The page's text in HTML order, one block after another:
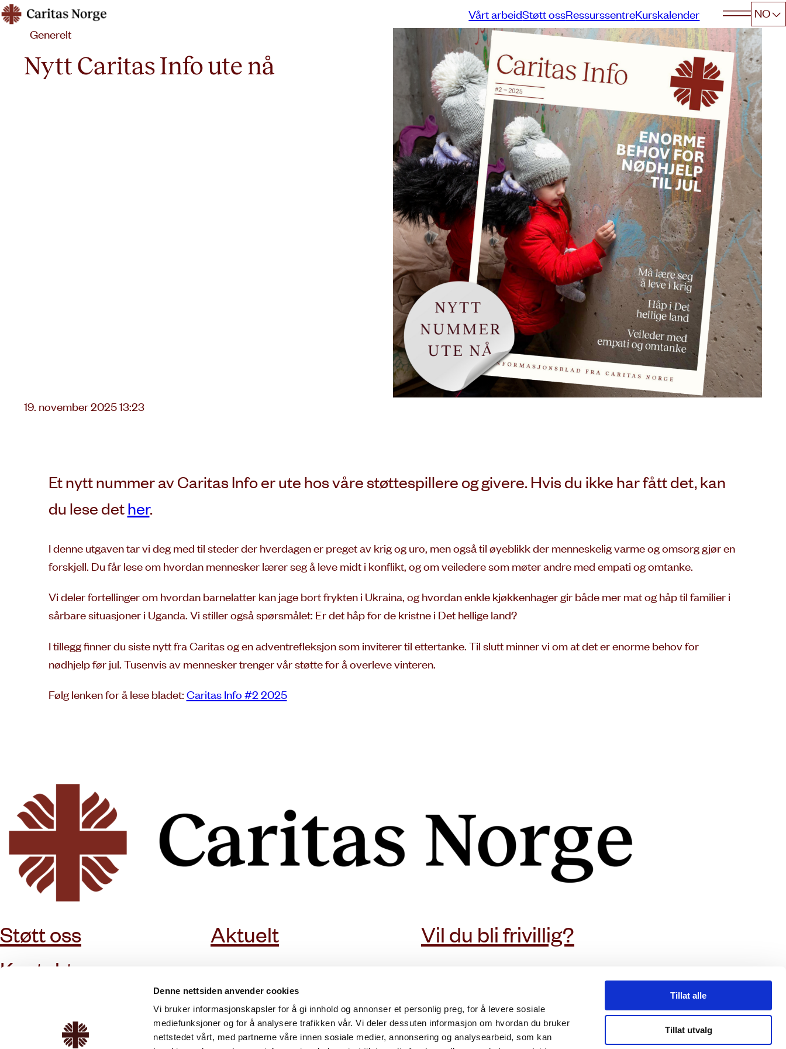
Denne nettsiden anvender cookies
Vi bruker informasjonskapsler for å gi innhold og annonser et personlig preg, for å levere sosiale
mediefunksjoner og for å analysere trafikken vår. Vi deler dessuten informasjon om hvordan du bruker
nettstedet vårt, med partnerne våre innen sosiale medier, annonsering og analysearbeid, som kan
Tillat alle
Tillat utvalg
Hopp
tilCaritas
Vårt arbeidStøtt ossRessurssentreKurskalender
NO
Generelt
Nytt Caritas Info ute nå
Lagt
19. november 2025 13:23
Et nytt nummer av Caritas Info er ute hos våre støttespillere og givere. Hvis du ikke har fått det, kan
du lese dether.
I denne utgaven tar vi deg med til steder der hverdagen er preget av krig og uro, men også til øyeblikk der menneskelig varme og omsorg gjør en
forskjell. Du får lese om hvordan mennesker lærer seg å leve midt i konflikt, og om veiledere som møter andre med empati og omtanke.
Vi deler fortellinger om hvordan barnelatter kan jage bort frykten i Ukraina, og hvordan enkle kjøkkenhager gir både mer mat og håp til familier i
sårbare situasjoner i Uganda. Vi stiller også spørsmålet: Er det håp for de kristne i Det hellige land?
I tillegg finner du siste nytt fra Caritas og en adventrefleksjon som inviterer til ettertanke. Til slutt minner vi om at det er enorme behov for
nødhjelp før jul. Tusenvis av mennesker trenger vår støtte for å overleve vinteren.
Følg lenken for å lese bladet:Caritas Info #2 2025
Støtt oss Aktuelt
Vil du bli frivillig?
Kontakt oss
Storgata 38, 0182 Oslo.
+ 47 23 33 43 60
caritas@caritas.no